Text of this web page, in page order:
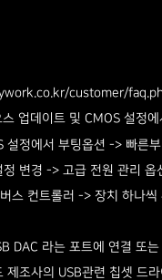
customer/
오스 업데이트 및
팅옵션 -> 빠른부팅
관리 옵션 설정 변경
하나씩 우클릭 -> 속
에 연결 또는 USB
련 칩셋 드라이버